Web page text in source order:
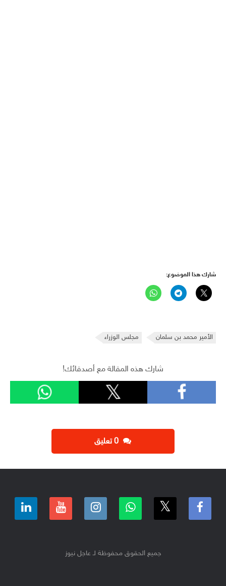
شارك هذا الموضوع:
الأمير محمد بن سلمان مجلس الوزراء
شارك هذه المقالة مع أصدقائك!
جميع الحقوق محفوظة لـ عاجل نيوز